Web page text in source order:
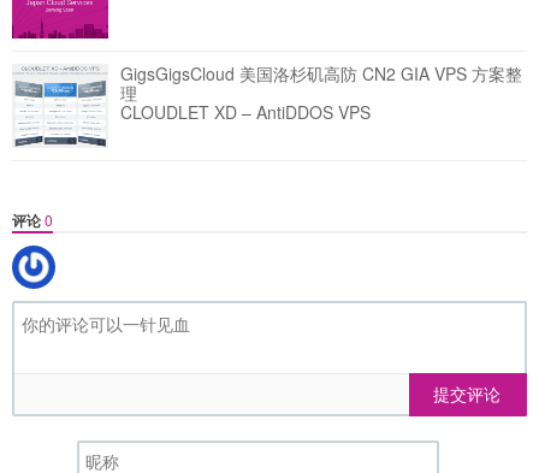
GigsGigsCloud 美国洛杉矶高防 CN2 GIA VPS 方案整
理
CLOUDLET XD – AntiDDOS VPS
评论0
提交评论